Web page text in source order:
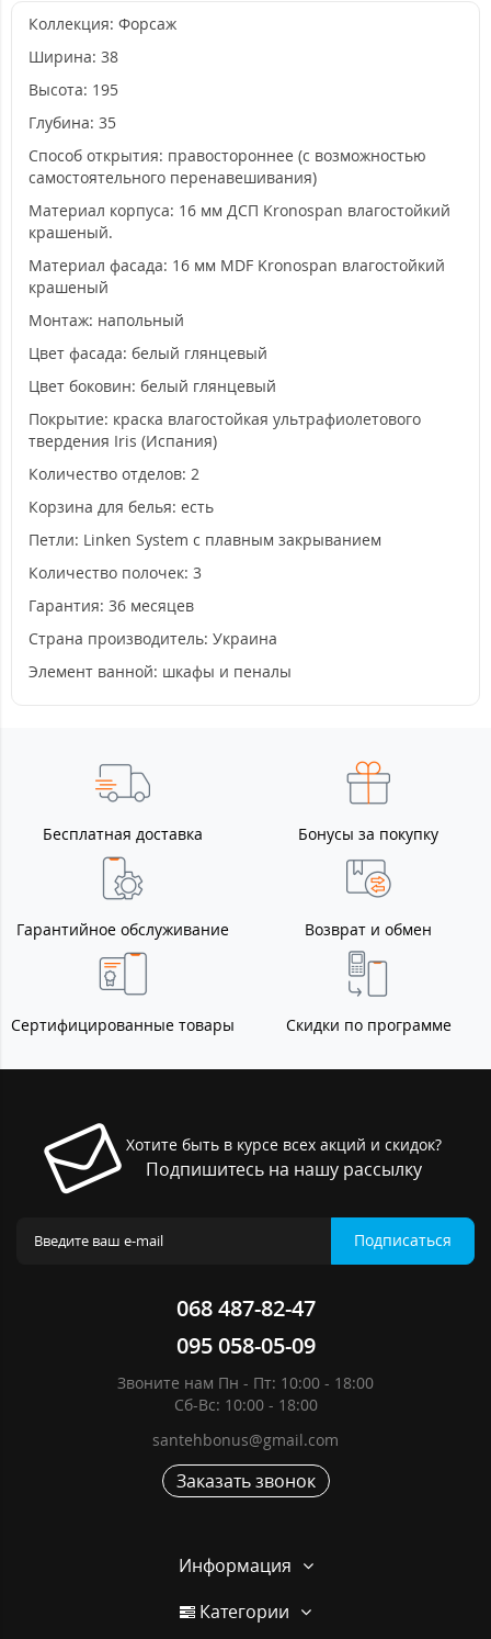
Коллекция: Форсаж
Ширина: 38
Высота: 195
Глубина: 35
Способ открытия: правостороннее (с возможностью
самостоятельного перенавешивания)
Материал корпуса: 16 мм ДСП Kronospan влагостойкий
крашеный.
Материал фасада: 16 мм MDF Kronospan влагостойкий
крашеный
Монтаж: напольный
Цвет фасада: белый глянцевый
Цвет боковин: белый глянцевый
Покрытие: краска влагостойкая ультрафиолетового
твердения Iris (Испания)
Количество отделов: 2
Корзина для белья: есть
Петли: Linken System с плавным закрыванием
Количество полочек: 3
Гарантия: 36 месяцев
Страна производитель: Украина
Элемент ванной: шкафы и пеналы
Бесплатная доставка Бонусы за покупку
Гарантийное обслуживание Возврат и обмен
Сертифицированные товары Скидки по программе
Хотите быть в курсе всех акций и скидок?
Подпишитесь на нашу рассылку
Подписаться
068 487-82-47
095 058-05-09
Звоните нам Пн - Пт: 10:00 - 18:00
Сб-Вс: 10:00 - 18:00
santehbonus@gmail.com
Заказать звонок
Информация
Категории